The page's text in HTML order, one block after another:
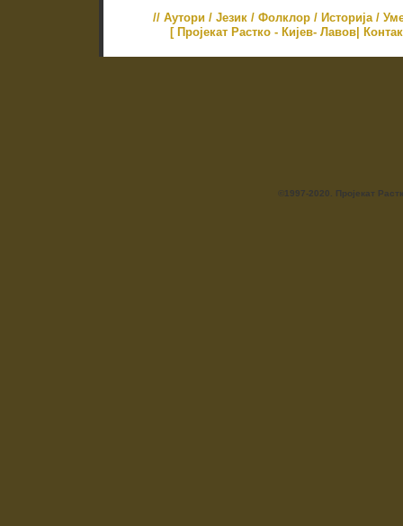
// Аутори / Језик / Фолклор / Историја /
[ Пројекат Растко - Кијев- Лавов|
©1997-2020. Пројекат